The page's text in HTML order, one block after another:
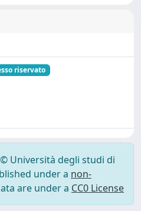
riservato
Università degli studi di
under a non-
are under a CC0 License